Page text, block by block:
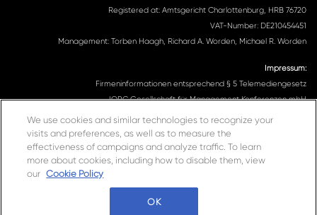
Registered at: Amtsgericht Charlottenburg, HRB 76720
VAT-Number: DE210454451
Management: Torben Haagh, Richard A. Worden, Michael R. Worden
Impressum:
Firmeninformationen entsprechend § 5 Telemediengesetz
IQPC Gesellschaft für Management Konferenzen mbH
Adresse: Rosenstrasse 2, 10178 Berlin, Germany
Telefonnummer: 030 52001534
Email Adresse:info@iqpc.de
Registereintragungen: Amtsgericht Charlottenburg HRB 76720
We use cookies and similar technologies to recognize your
visits and preferences, as well as to measure the
effectiveness of campaigns and analyze traffic. To learn
more about cookies, including how to disable them, view
our Cookie Policy
OK